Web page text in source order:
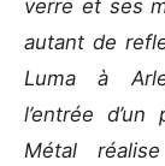
verre et ses
autant de
Luma à
l’entrée
Métal